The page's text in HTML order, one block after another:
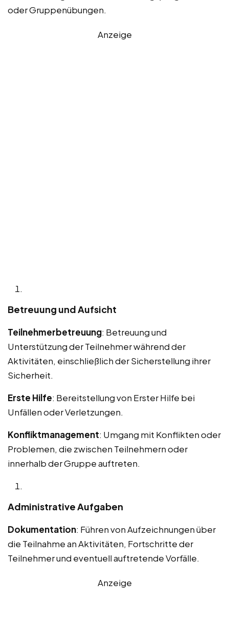
oder Gruppenübungen.
Anzeige
Betreuung und Aufsicht
Teilnehmerbetreuung: Betreuung und
Unterstützung der Teilnehmer während der
Aktivitäten, einschließlich der Sicherstellung ihrer
Sicherheit.
Erste Hilfe: Bereitstellung von Erster Hilfe bei
Unfällen oder Verletzungen.
Konfliktmanagement: Umgang mit Konflikten oder
Problemen, die zwischen Teilnehmern oder
innerhalb der Gruppe auftreten.
Administrative Aufgaben
Dokumentation: Führen von Aufzeichnungen über
die Teilnahme an Aktivitäten, Fortschritte der
Teilnehmer und eventuell auftretende Vorfälle.
Anzeige